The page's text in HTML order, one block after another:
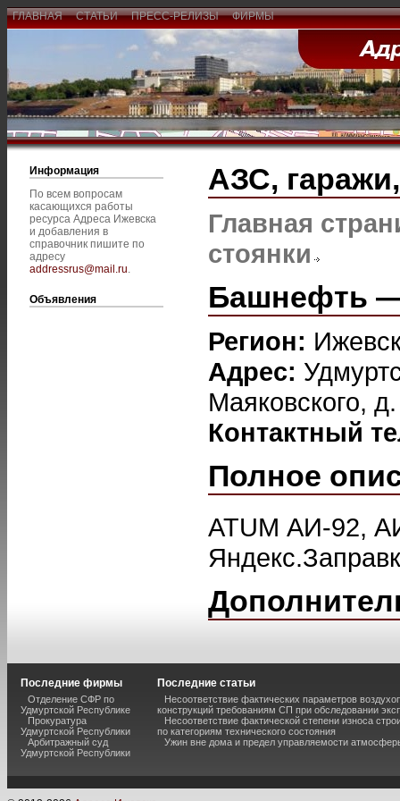
ГЛАВНАЯ СТАТЬИ ПРЕСС-РЕЛИЗЫ ФИРМЫ
Информация
По всем вопросам
касающихся работы
ресурса Адреса Ижевска
и добавления в
справочник пишите по
адресу
addressrus@mail.ru.
Объявления
АЗС,
Главная
стоянки
Башнефть —
Регион:
Адрес:
Маяковского,
Контактный
Полное
ATUM АИ-92,
Последние фирмы
Отделение СФР по
Удмуртской Республике
Прокуратура
Удмуртской Республики
Арбитражный суд
Удмуртской Республики
Последние статьи
Несоответствие фактических параметров
конструкций требованиям СП при обследовании
Несоответствие фактической степени износа
по категориям технического состояния
Ужин вне дома и предел управляемости